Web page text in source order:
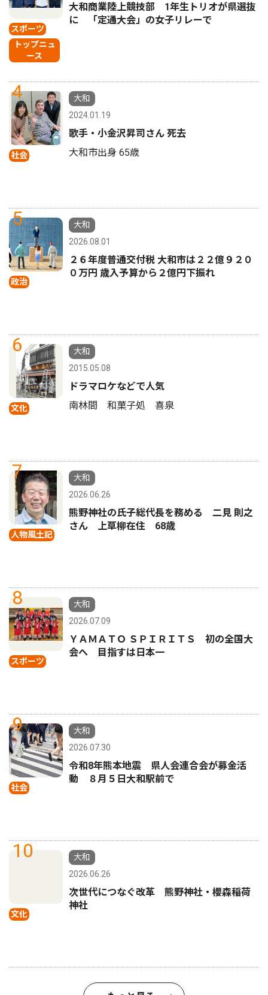
スポーツ
トップニュ
ース
大和商業陸上競技部 1年生トリオが県選抜
に 「定通大会」の女子リレーで
4
社会
大和
2024.01.19
歌手・小金沢昇司さん 死去
大和市出身 65歳
5
政治
大和
2026.08.01
２６年度普通交付税 大和市は２２億９２０
０万円 歳入予算から２億円下振れ
6
文化
大和
2015.05.08
ドラマロケなどで人気
南林間 和菓子処 喜泉
7
人物風土記
大和
2026.06.26
熊野神社の氏子総代長を務める 二見 則之
さん 上草柳在住 68歳
8
スポーツ
大和
2026.07.09
ＹＡＭＡＴＯ ＳＰＩＲＩＴＳ 初の全国大
会へ 目指すは日本一
9
社会
大和
2026.07.30
令和8年熊本地震 県人会連合会が募金活
動 ８月５日大和駅前で
10
文化
大和
2026.06.26
次世代につなぐ改革 熊野神社・櫻森稲荷
神社